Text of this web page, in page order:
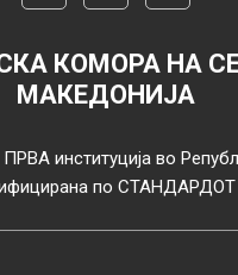
КОМОРА НА
МАКЕДОНИЈА
институција во
по СТАНДАРДОТ